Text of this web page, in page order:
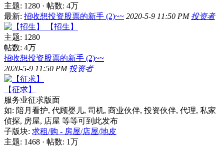
主题: 1280 · 帖数: 4万
最新: 招收想投资股票的新手 (2)~~ 2020-5-9 11:50 PM 投资者
【招生】
主题: 1280
帖数: 4万
招收想投资股票的新手 (2)~~
2020-5-9 11:50 PM 投资者
【征求】
服务业征求版面
如: 陪月看护, 代顾婴儿, 司机, 商业伙伴, 投资伙伴, 代理, 私家
侦探, 房屋, 店屋 等等可到此发布
子版块: 求租/购 - 房屋/店屋/地皮
主题: 1468 · 帖数: 1万